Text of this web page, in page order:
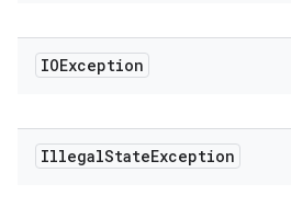
IOException
IllegalStateException